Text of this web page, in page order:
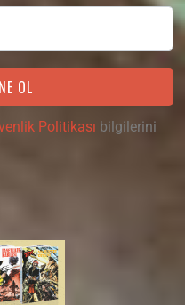
OL
Politikası bilgilerini